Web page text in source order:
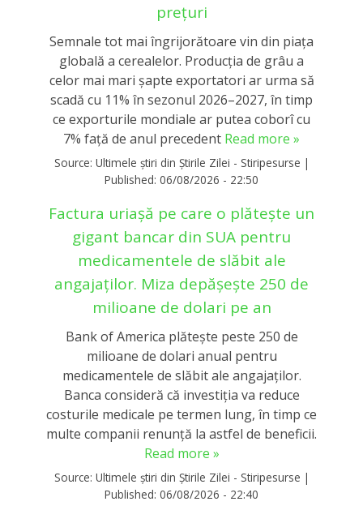
prețuri
Semnale tot mai îngrijorătoare vin din piața
globală a cerealelor. Producția de grâu a
celor mai mari șapte exportatori ar urma să
scadă cu 11% în sezonul 2026–2027, în timp
ce exporturile mondiale ar putea coborî cu
7% față de anul precedent Read more »
Source: Ultimele știri din Știrile Zilei - Stiripesurse |
Published: 06/08/2026 - 22:50
Factura uriașă pe care o plătește un
gigant bancar din SUA pentru
medicamentele de slăbit ale
angajaților. Miza depășește 250 de
milioane de dolari pe an
Bank of America plătește peste 250 de
milioane de dolari anual pentru
medicamentele de slăbit ale angajaților.
Banca consideră că investiția va reduce
costurile medicale pe termen lung, în timp ce
multe companii renunță la astfel de beneficii.
Read more »
Source: Ultimele știri din Știrile Zilei - Stiripesurse |
Published: 06/08/2026 - 22:40